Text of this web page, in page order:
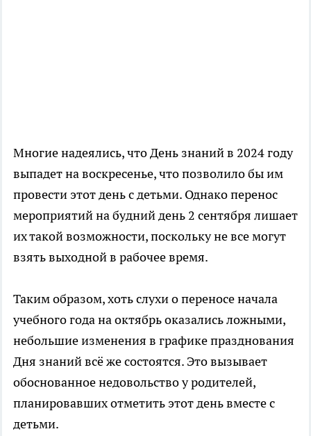
Многие надеялись, что День знаний в 2024 году
выпадет на воскресенье, что позволило бы им
провести этот день с детьми. Однако перенос
мероприятий на будний день 2 сентября лишает
их такой возможности, поскольку не все могут
взять выходной в рабочее время.
Таким образом, хоть слухи о переносе начала
учебного года на октябрь оказались ложными,
небольшие изменения в графике празднования
Дня знаний всё же состоятся. Это вызывает
обоснованное недовольство у родителей,
планировавших отметить этот день вместе с
детьми.